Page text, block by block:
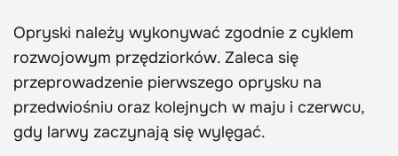
Opryski należy wykonywać zgodnie z cyklem
rozwojowym przędziorków. Zaleca się
przeprowadzenie pierwszego oprysku na
przedwiośniu oraz kolejnych w maju i czerwcu,
gdy larwy zaczynają się wylęgać.